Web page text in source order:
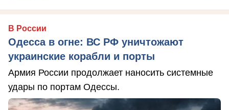
В России
Одесса в огне: ВС РФ уничтожают
украинские корабли и порты
Армия России продолжает наносить системные
удары по портам Одессы.